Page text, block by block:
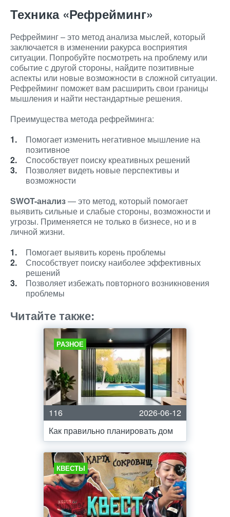
Техника «Рефрейминг»
Рефрейминг – это метод анализа мыслей, который
заключается в изменении ракурса восприятия
ситуации. Попробуйте посмотреть на проблему или
событие с другой стороны, найдите позитивные
аспекты или новые возможности в сложной ситуации.
Рефрейминг поможет вам расширить свои границы
мышления и найти нестандартные решения.
Преимущества метода рефрейминга:
Помогает изменить негативное мышление на
позитивное
Способствует поиску креативных решений
Позволяет видеть новые перспективы и
возможности
SWOT-анализ— это метод, который помогает
выявить сильные и слабые стороны, возможности и
угрозы. Применяется не только в бизнесе, но и в
личной жизни.
Помогает выявить корень проблемы
Способствует поиску наиболее эффективных
решений
Позволяет избежать повторного возникновения
проблемы
Читайте также:
РАЗНОЕ
116
2026-06-12
Как правильно планировать дом
КВЕСТЫ